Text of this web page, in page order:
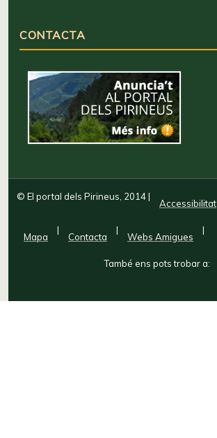
CONTACTA
© El portal dels Pirineus, 2014|
Accessibilitat
Mapa
|
Contacta
|
Webs Amigues
|
També ens pots trobar a: